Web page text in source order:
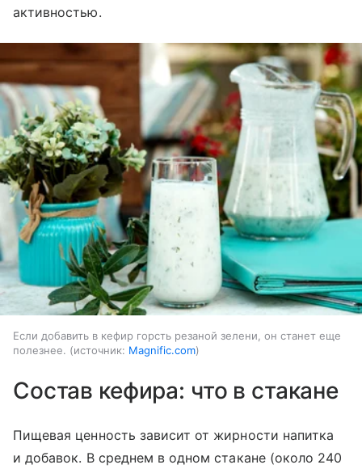
активностью.
Если добавить в кефир горсть резаной зелени, он станет еще
полезнее.
источник: Magnific.com
Состав кефира: что в стакане
Пищевая ценность зависит от жирности напитка
и добавок. В среднем в одном стакане (около 240